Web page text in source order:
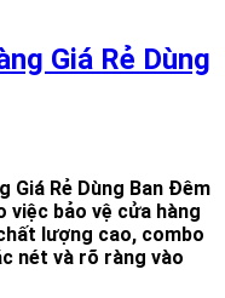
Giá Rẻ Dùng
Giá Rẻ Dùng Ban Đêm
việc bảo vệ cửa hàng
lượng cao, combo
nét và rõ ràng vào